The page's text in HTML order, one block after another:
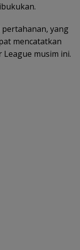
yang
mencatatkan
League musim ini.